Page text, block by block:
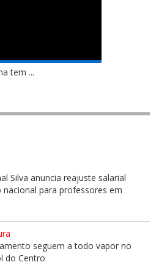
tem ...
Silva anuncia reajuste salarial
nacional para professores em
seguem a todo vapor no
do Centro